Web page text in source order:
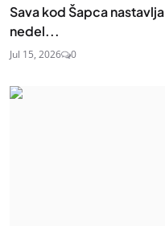
Sava kod Šapca
nedel...
Jul 15, 2026 0